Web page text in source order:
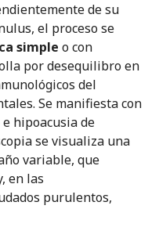
de su
el proceso se
simple o con
por desequilibro en
del
Se manifiesta con
hipoacusia de
se visualiza una
variable, que
en las
purulentos,